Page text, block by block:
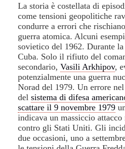
La storia è costellata di
come tensioni geopolitiche
condurre a errori che
guerra atomica. Alcuni
sovietico del 1962. Durante
Cuba. Solo il rifiuto del
secondario,Vasili Arkhipov,
potenzialmente una guerra
Norad del 1979. Un errore
delsistema di difesa
scattare il 9 novembre 1979
indicava un massiccio
contro gli Stati Uniti. Gli
due occasioni, uno a